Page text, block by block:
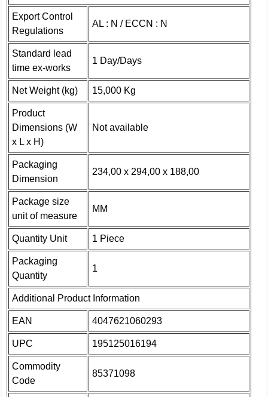
Export Control
Regulations
AL : N / ECCN : N
Standard lead
time ex-works
1 Day/Days
Net Weight (kg) 15,000 Kg
Product
Dimensions (W
x L x H)
Not available
Packaging
Dimension
234,00 x 294,00 x 188,00
Package size
unit of measure
MM
Quantity Unit 1 Piece
Packaging
Quantity
1
Additional Product Information
EAN 4047621060293
UPC 195125016194
Commodity
Code
85371098